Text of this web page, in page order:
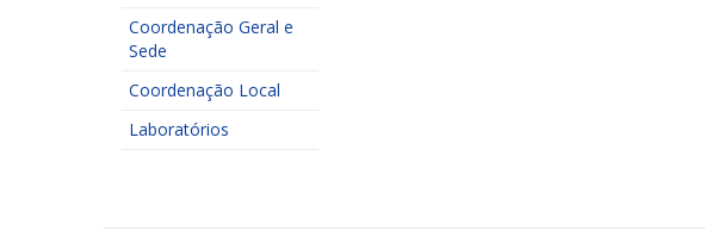
Coordenação Geral e
Sede
Coordenação Local
Laboratórios